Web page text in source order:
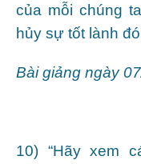
của mỗi chúng
hủy sự tốt lành
Bài giảng ngày
10) “Hãy xem